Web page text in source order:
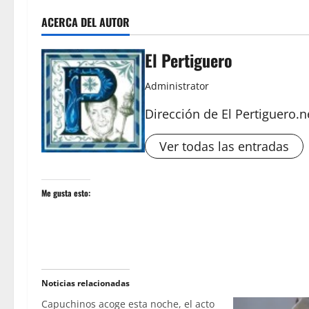
ACERCA DEL AUTOR
El Pertiguero
Administrator
Dirección de El
Ver todas las entradas
Me gusta esto:
Noticias relacionadas
Capuchinos acoge esta noche, el acto